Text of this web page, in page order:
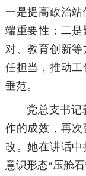
一是提高政治
端重要性；二
对、教育创新
任担当，推动
垂范。
党总支书记
作的成效，再
改。她在讲话
意识形态“压舱